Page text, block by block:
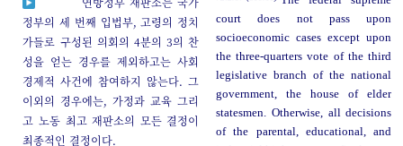
정부의 세 번째 입법부, 고령의 정치
가들로 구성된 의회의 4분의 3의 찬
성을 얻는 경우를 제외하고는 사회
경제적 사건에 참여하지 않는다. 그
이외의 경우에는, 가정과 교육 그리
고 노동 최고 재판소의 모든 결정이
최종적인 결정이다.
court does not pass upon
socioeconomic cases except upon
the three-quarters vote of the third
legislative branch of the national
government, the house of elder
statesmen. Otherwise, all decisions
of the parental, educational, and